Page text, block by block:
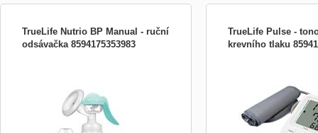
TrueLife Nutrio BP Manual - ruční
odsávačka 8594175353983
TrueLife Pulse -
krevního tlaku